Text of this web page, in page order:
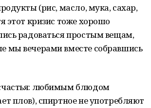
(рис, масло, мука, сахар,
этот кризис тоже хорошо
радоваться простым вещам,
мы вечерами вместе собравшись
любимым блюдом
плов), спиртное не употребляют